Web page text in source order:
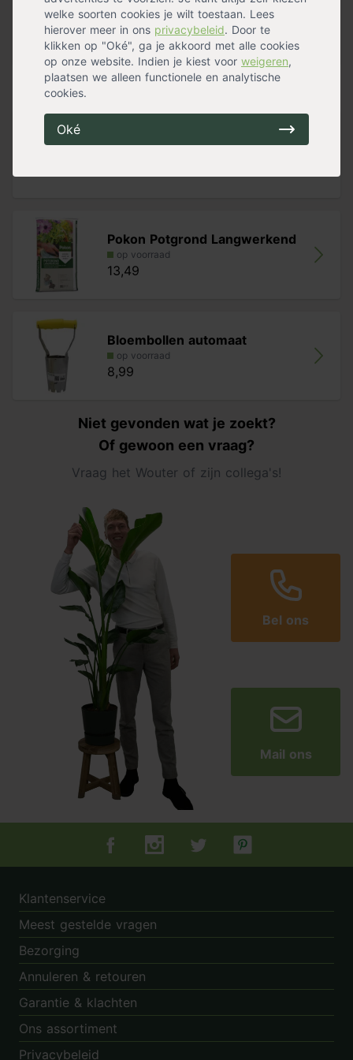
welke soorten cookies je wilt toestaan. Lees
hierover meer in ons privacybeleid. Door te
klikken op "Oké", ga je akkoord met alle cookies
op onze website. Indien je kiest voor weigeren,
plaatsen we alleen functionele en analytische
cookies.
Oké
Standplaats
Halfschaduw ,Zon
Maximalehoogte
45 cm
Bloemkleur
Roze ,Wit
Meer specificaties »
Handig voor erbij
Pokon Potgrond Langwerkend
op voorraad
13,49
Bloembollen automaat
op voorraad
8,99
Niet gevonden wat je zoekt?
Of gewoon een vraag?
Vraag het Wouter of zijn collega's!
Bel ons
Mail ons
Tuincentrum.nl op Facebook
Tuincentrum.nl op Instagram
Tuincentrum.nl op Twitter
Tuincentrum.nl op
Klantenservice
Meest gestelde vragen
Bezorging
Annuleren & retouren
Garantie & klachten
Ons assortiment
Privacybeleid